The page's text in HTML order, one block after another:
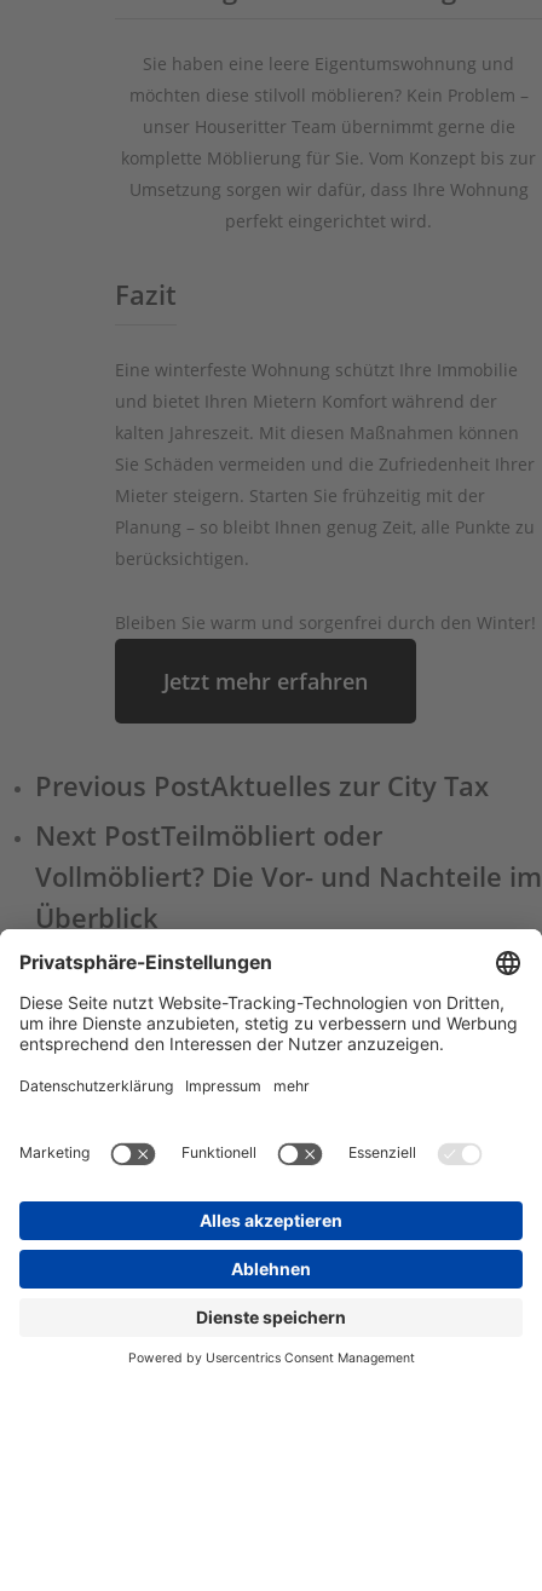
Sie haben eine leere Eigentumswohnung und
möchten diese stilvoll möblieren? Kein Problem –
unser Houseritter Team übernimmt gerne die
komplette Möblierung für Sie. Vom Konzept bis zur
Umsetzung sorgen wir dafür, dass Ihre Wohnung
perfekt eingerichtet wird.
Fazit
Eine winterfeste Wohnung schützt Ihre Immobilie
und bietet Ihren Mietern Komfort während der
kalten Jahreszeit. Mit diesen Maßnahmen können
Sie Schäden vermeiden und die Zufriedenheit Ihrer
Mieter steigern. Starten Sie frühzeitig mit der
Planung – so bleibt Ihnen genug Zeit, alle Punkte zu
berücksichtigen.
Bleiben Sie warm und sorgenfrei durch den Winter!
Jetzt mehr erfahren
Previous PostAktuelles zur City Tax
Next PostTeilmöbliert oder
Vollmöbliert? Die Vor- und Nachteile im
Überblick
AuthorKatharina
More posts by Katharina
FAQs
Immobilien-Glossar
Über uns
Unsere PartnerInnen
Kontakt
Berlin
Karriere
Impressum
Career